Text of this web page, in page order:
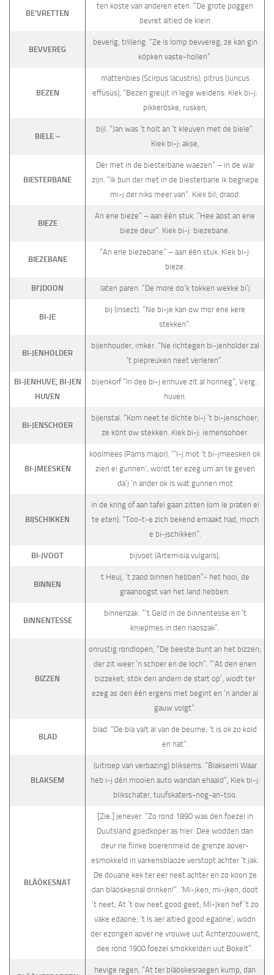
BE’VRETTEN
ten koste van anderen eten. “De grote poggen
bevret altied de klein
BEVVEREG
beverig, trillerig. “Ze is lomp bevvereg; ze kan gin
köpken vaste-hollen”.
BEZEN
mattenbies (Scirpus lacustris); pitrus (Juncus
effusus), “Bezen greujt in lege weidens. Kiek bi-j:
pikkeröske, rusken,
BIELE –
bijl. “Jan was ’t holt an ’t kleuven met de biele”.
Kiek bi-j: akse,
BIESTERBANE
Der met in de biesterbane waezen” – in de war
zijn. “Ik bun der met in de biesterbane ik begriepe
mi-j der niks meer van”. Kiek bil; draod.
BIEZE
An ene bieze” – aan één stuk. “Hee äöst an ene
bieze deur”. Kiek bi-j: biezebane.
BIEZEBANE
“An ene biezebane” – aan één stuk. Kiek bi-j:
bieze.
BI’JDOON laten paren. “De more do’k tokken wekke bi’j
BI-JE
bij (insect). “Ne bi-je kan ow mor ene kere
stekken”.
BI-JENHOLDER
bijenhouder, imker. “Ne richtegen bi-jenholder zal
’t piepreuken neet verleren”.
BI-JENHUVE, BI-JEN
HUVEN
bijenkorf “In dee bi-j enhuve zit al honneg”, Verg.:
huven.
BI-JENSCHOER
bijenstal. “Kom neet te dichte bi-j ’t bi-jenschoer;
ze könt ow stekken. Kiek bi-j: iemensohoer.
BI-JMEESKEN
koolmees (Pams major). “‘I-j mot ’t bi-jmeesken ok
zien ei gunnen’, wordt ter ezeg um an te geven
da’j ’n ander ok is wat gunnen mot
BIJSCHIKKEN
in de kring of aan tafel gaan zitten (om le praten ei
te eten). “Too-t-e zich bekend emaakt had, moch
e bi-jschikken”.
BI-JVOOT bijvoet (Artemisia vulgaris),
BINNEN
t Heuj, ’t zaod binnen hebben”- het hooi, de
graanoogst van het land hebben.
BINNENTESSE
binnenzak. “’t Geld in de binnentesse en ’t
kniepmes in den naoszak”.
BIZZEN
onrustig rondlopen, “De beeste bunt an het bizzen;
der zit weer ’n schoer en de loch”. “‘At den enen
bizzeket, stök den andern de start op’, wodt ter
ezeg as den één ergens met begint en ’n ander al
gauw volgt”.
BLAD
blad. “De bla valt al van de beume; ’t is ok zo kold
en nat”.
BLAKSEM
(uitroep van verbazing) bliksems. “Blakseml Waar
heb i-j dén mooien auto wandan ehaald”, Kiek bi-j:
blikschater, tuufskaters-nog-an-too.
BLÄÖKESNAT
[Zie.] jenever. “Zo rond 1890 was den foezel in
Duutsland goedkoper as hier. Dee wodden dan
deur ne flinke boerenmeid de grenze aover-
esmokkeld in varkensblaoze verstopt achter ’t jak.
De douane kek ter eer neet achter en zo koon ze
dan bläöskesnal drinken!”. ‘Mi-jken, mi-jken, doot
’t neet; At ’t ow neet good geet; Mi-jken hef ’t zo
vake edaone; ’t Is aer altied good egaone’, wodn
der ezongen aover ne vrouwe uut Achterzouwent,
dee rond 1900 foezel smokkelden uut Bokelt”.
hevige regen, “At ter bläöskesraegen kump, dan